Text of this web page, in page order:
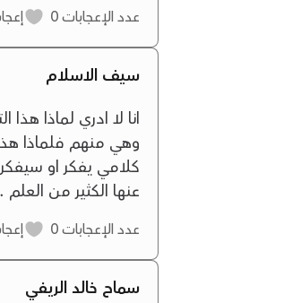
عدد الإعجابات
سيف الاسلام
انا لا ادري لماذا
وهي منهم فلماذا
كلامي يفكر او
عنها الكثير من
عدد الإعجابات
سماح خالد الريفي